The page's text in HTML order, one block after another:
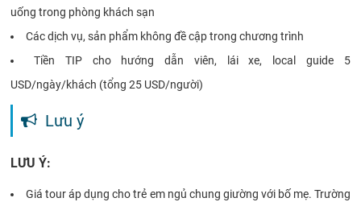
uống trong phòng khách sạn
Các dịch vụ, sản phẩm không đề cập trong chương trình
Tiền TIP cho hướng dẫn viên, lái xe, local guide 5
USD/ngày/khách (tổng 25 USD/người)
Lưu ý
LƯU Ý:
Giá tour áp dụng cho trẻ em ngủ chung giường với bố mẹ. Trường